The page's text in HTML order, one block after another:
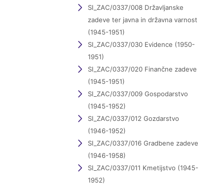
SI_ZAC/0337/008 Državljanske
zadeve ter javna in državna varnost
(1945-1951)
SI_ZAC/0337/030 Evidence (1950-
1951)
SI_ZAC/0337/020 Finančne zadeve
(1945-1951)
SI_ZAC/0337/009 Gospodarstvo
(1945-1952)
SI_ZAC/0337/012 Gozdarstvo
(1946-1952)
SI_ZAC/0337/016 Gradbene zadeve
(1946-1958)
SI_ZAC/0337/011 Kmetijstvo (1945-
1952)